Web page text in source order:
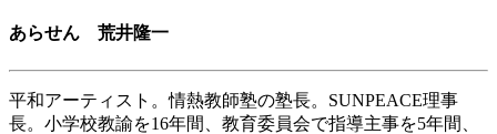
あらせん 荒井隆一
平和アーティスト。情熱教師塾の塾長。SUNPEACE理事
長。小学校教諭を16年間、教育委員会で指導主事を5年間、